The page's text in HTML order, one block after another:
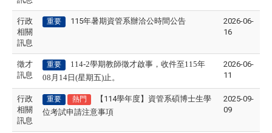
行政
相關
訊息
重要 115年暑期資管系辦洽公時間公告
2026-06-
16
徵才
訊息
重要 114-2學期教師徵才啟事，收件至115年
08月14日(星期五)止。
2026-06-
11
行政
相關
訊息
重要 熱門
【114學年度】資管系碩博士生學
位考試申請注意事項
2025-09-
09